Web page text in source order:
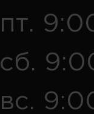
пт.
сб.
вс.